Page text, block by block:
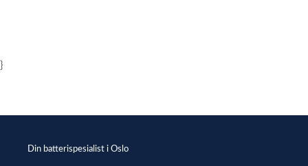
}
Din batterispesialist i Oslo